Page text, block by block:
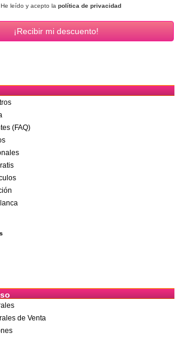
He leído y acepto la política de privacidad
(FAQ)
de Venta